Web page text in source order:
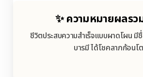
✨ ความหมายผลรว
ชีวิตประสบความสำเร็จแบบผาดโผน มี
บารมี ได้โชคลาภก้อนโต